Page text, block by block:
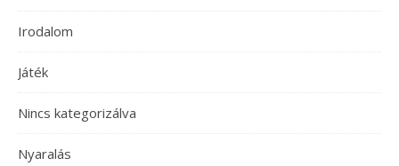
Irodalom
Játék
Nincs kategorizálva
Nyaralás